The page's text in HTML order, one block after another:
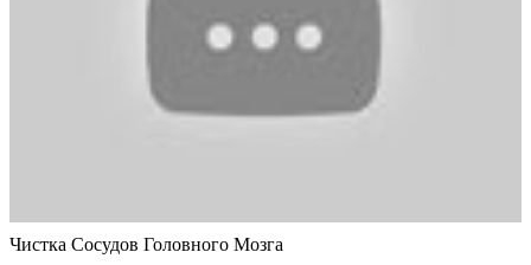
Чистка Сосудов Головного Мозга